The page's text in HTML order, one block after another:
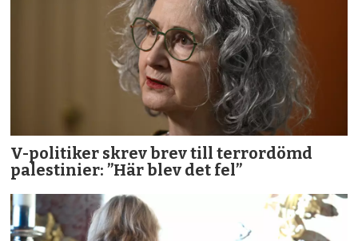
V-politiker skrev brev till terror­dömd
palestinier: ”Här blev det fel”